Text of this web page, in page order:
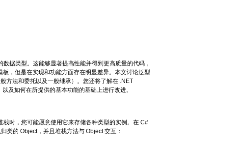
据类型。这能够显著提高性能并得到更高质量的代码，
，但是在实现和功能方面存在明显差异。本文讨论泛型
方法和委托以及一般继承）。您还将了解在 .NET
及如何在所提供的基本功能的基础上进行改进。
时，您可能愿意使用它来存储各种类型的实例。在 C#
类的 Object，并且堆栈方法与 Object 交互：